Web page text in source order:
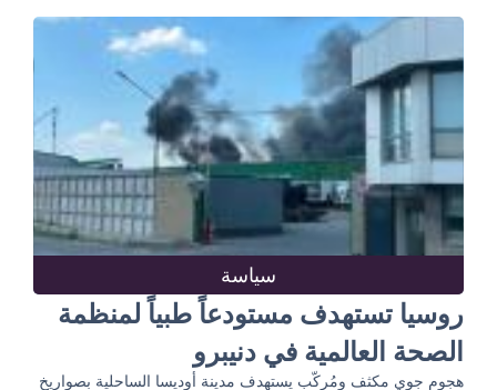
سياسة
روسيا تستهدف مستودعاً طبياً لمنظمة
الصحة العالمية في دنيبرو
هجوم جوي مكثف ومُركّب يستهدف مدينة أوديسا الساحلية بصواريخ